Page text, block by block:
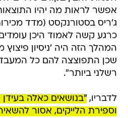
אפשר לראות מה יהיו
ג'ריס בסטורנקסט (מדד
כרגע קשה לאמוד היכן
המהלך הזה היה 'ניסיון
שכן התפוצצה להם כל
רשלני ביותר".
לדבריו,"בנושאים כאלה
וספירת הלייקים, אסור